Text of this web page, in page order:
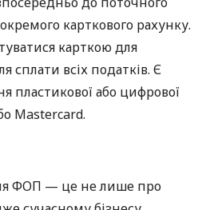
карткового рахунку.
карткою для
сплати всіх податків. Є
пластикової або цифрової
Mastercard.
ФОП — це не лише про